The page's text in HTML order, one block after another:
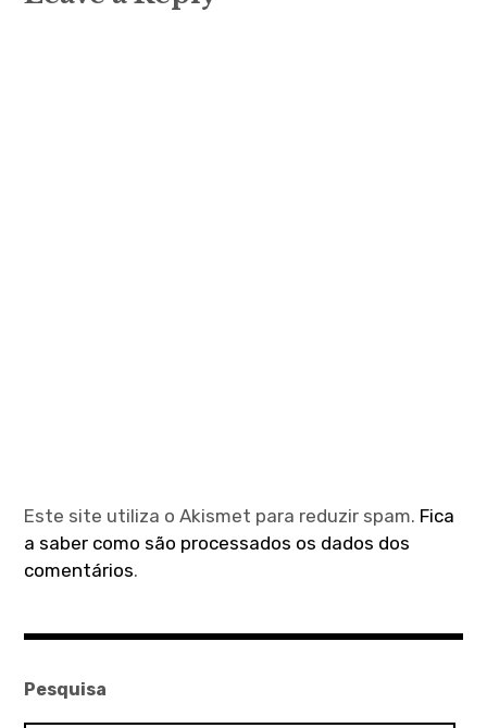
Este site utiliza o Akismet para reduzir spam. Fica
a saber como são processados os dados dos
comentários.
Pesquisa